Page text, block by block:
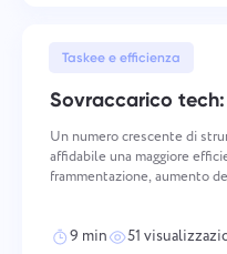
Taskee e efficienza
Sovraccarico
Un numero crescente di
affidabile una maggiore
frammentazione, aumento
9 min 51
espandi la tua bacheca.
Gestione dei
Gestisci le informazioni
del team in un unico